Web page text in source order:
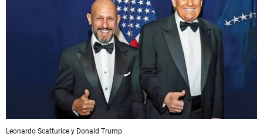
Leonardo Scatturice y Donald Trump